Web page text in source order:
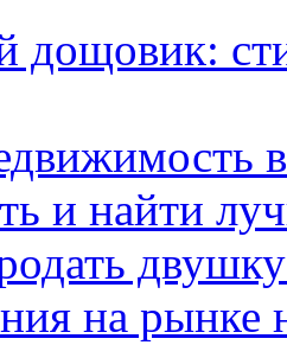
дощовик:
и найти
на рынке